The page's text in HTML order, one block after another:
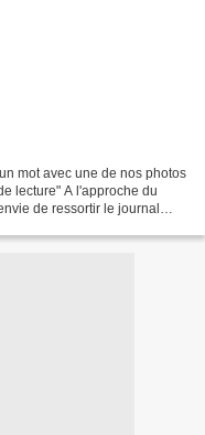
mot avec une de nos photos
lecture" A l'approche du
de ressortir le journal